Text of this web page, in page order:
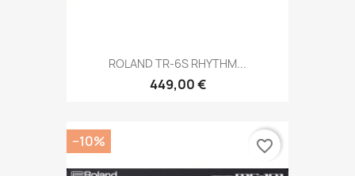
ROLAND TR-6S RHYTHM...
449,00 €
−10% favorite_border